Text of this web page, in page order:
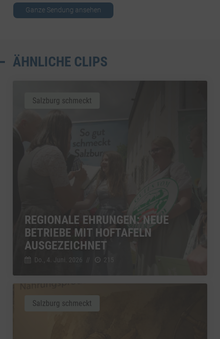
Ganze Sendung ansehen
ÄHNLICHE CLIPS
REGIONALE EHRUNGEN: NEUE
BETRIEBE MIT HOFTAFELN
AUSGEZEICHNET
Do., 4. Juni. 2026 // 215
Salzburg schmeckt
Salzburg schmeckt